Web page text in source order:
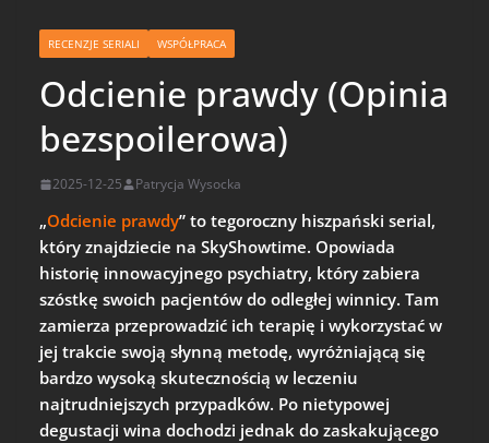
RECENZJE SERIALI WSPÓŁPRACA
Odcienie prawdy (Opinia
bezspoilerowa)
2025-12-25 Patrycja Wysocka
„Odcienie prawdy” to tegoroczny hiszpański serial,
który znajdziecie na SkyShowtime. Opowiada
historię innowacyjnego psychiatry, który zabiera
szóstkę swoich pacjentów do odległej winnicy. Tam
zamierza przeprowadzić ich terapię i wykorzystać w
jej trakcie swoją słynną metodę, wyróżniającą się
bardzo wysoką skutecznością w leczeniu
najtrudniejszych przypadków. Po nietypowej
degustacji wina dochodzi jednak do zaskakującego